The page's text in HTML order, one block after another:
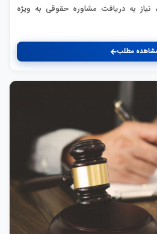
نیاز به دریافت مشاوره حقوقی به ویژه
مطلب